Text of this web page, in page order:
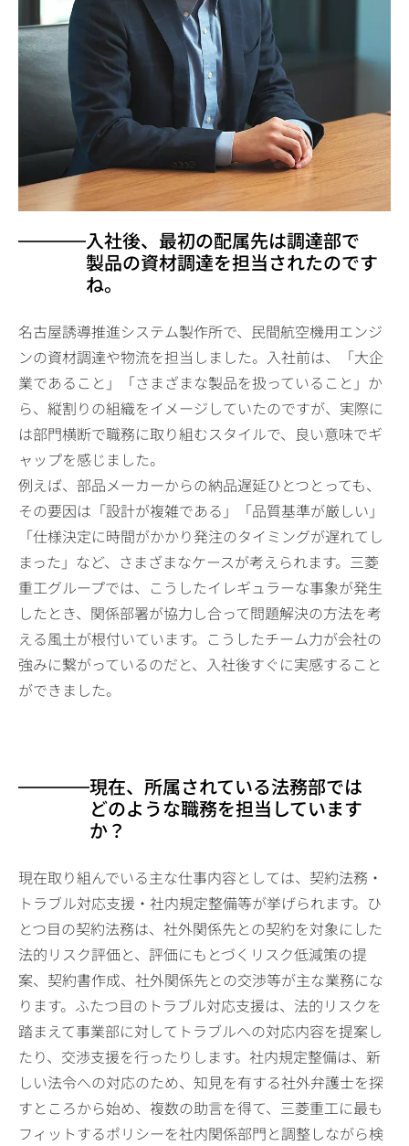
入社後、最初の配属先は調達部で
製品の資材調達を担当されたのです
ね。
名古屋誘導推進システム製作所で、民間航空機用エンジ
ンの資材調達や物流を担当しました。入社前は、「大企
業であること」「さまざまな製品を扱っていること」か
ら、縦割りの組織をイメージしていたのですが、実際に
は部門横断で職務に取り組むスタイルで、良い意味でギ
ャップを感じました。
例えば、部品メーカーからの納品遅延ひとつとっても、
その要因は「設計が複雑である」「品質基準が厳しい」
「仕様決定に時間がかかり発注のタイミングが遅れてし
まった」など、さまざまなケースが考えられます。三菱
重工グループでは、こうしたイレギュラーな事象が発生
したとき、関係部署が協力し合って問題解決の方法を考
える風土が根付いています。こうしたチーム力が会社の
強みに繋がっているのだと、入社後すぐに実感すること
ができました。
現在、所属されている法務部では
どのような職務を担当しています
か？
現在取り組んでいる主な仕事内容としては、契約法務・
トラブル対応支援・社内規定整備等が挙げられます。ひ
とつ目の契約法務は、社外関係先との契約を対象にした
法的リスク評価と、評価にもとづくリスク低減策の提
案、契約書作成、社外関係先との交渉等が主な業務にな
ります。ふたつ目のトラブル対応支援は、法的リスクを
踏まえて事業部に対してトラブルへの対応内容を提案し
たり、交渉支援を行ったりします。社内規定整備は、新
しい法令への対応のため、知見を有する社外弁護士を探
すところから始め、複数の助言を得て、三菱重工に最も
フィットするポリシーを社内関係部門と調整しながら検